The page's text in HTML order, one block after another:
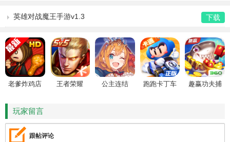
英雄对战魔王手游v1.3 下载
老爹炸鸡店
王者荣耀 公主连结 跑跑卡丁车
趣赢功夫捕
玩家留言
跟帖评论